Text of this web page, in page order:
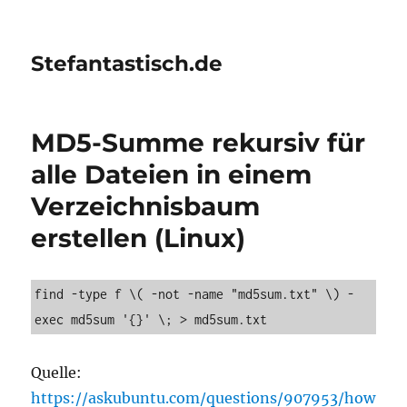
Stefantastisch.de
MD5-Summe rekursiv für
alle Dateien in einem
Verzeichnisbaum
erstellen (Linux)
find -type f \( -not -name "md5sum.txt" \) -
exec md5sum '{}' \; > md5sum.txt
Quelle:
https://askubuntu.com/questions/907953/how